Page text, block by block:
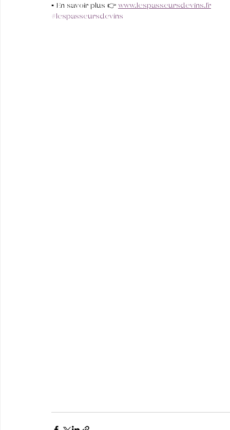
▪︎ En savoir plus 👉 www.lespasseursdevins.fr
#lespasseursdevins